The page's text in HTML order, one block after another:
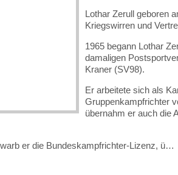
Lothar Zerull geboren
Kriegswirren und
1965 begann Lothar
damaligen
Kraner (SV98).
Er arbeitete sich als
Gruppenkampfrichter
übernahm er auch die
er die Bundeskampfrichter-Lizenz, ü…